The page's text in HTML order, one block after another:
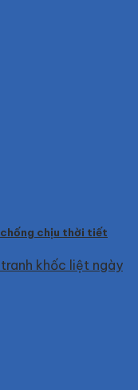
chịu thời tiết
khốc liệt ngày